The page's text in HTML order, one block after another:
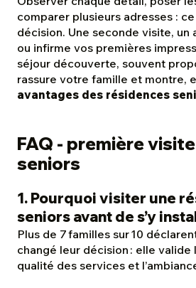
comparer plusieurs adresses :
décision. Une seconde visite, un
ou infirme vos premières
séjour découverte, souvent
rassure votre famille et montre,
avantages des résidences
FAQ - première
seniors
1. Pourquoi visiter une
seniors avant de s’y
Plus de 7 familles sur 10
changé leur décision : elle valide
qualité des services et